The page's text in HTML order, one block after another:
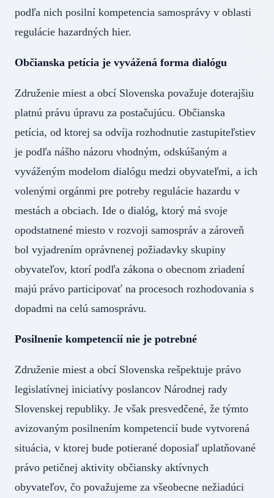
podľa nich posilní kompetencia samosprávy v oblasti
regulácie hazardných hier.
Občianska petícia je vyvážená forma dialógu
Združenie miest a obcí Slovenska považuje doterajšiu
platnú právu úpravu za postačujúcu. Občianska
petícia, od ktorej sa odvíja rozhodnutie zastupiteľstiev
je podľa nášho názoru vhodným, odskúšaným a
vyváženým modelom dialógu medzi obyvateľmi, a ich
volenými orgánmi pre potreby regulácie hazardu v
mestách a obciach. Ide o dialóg, ktorý má svoje
opodstatnené miesto v rozvoji samospráv a zároveň
bol vyjadrením oprávnenej požiadavky skupiny
obyvateľov, ktorí podľa zákona o obecnom zriadení
majú právo participovať na procesoch rozhodovania s
dopadmi na celú samosprávu.
Posilnenie kompetencií nie je potrebné
Združenie miest a obcí Slovenska rešpektuje právo
legislatívnej iniciatívy poslancov Národnej rady
Slovenskej republiky. Je však presvedčené, že týmto
avizovaným posilnením kompetencií bude vytvorená
situácia, v ktorej bude potierané doposiaľ uplatňované
právo petičnej aktivity občiansky aktívnych
obyvateľov, čo považujeme za všeobecne nežiadúci